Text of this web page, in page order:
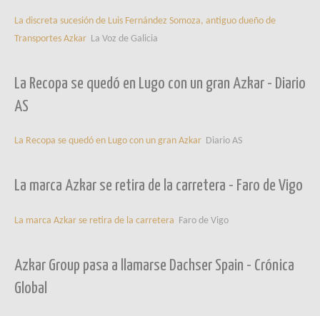
La discreta sucesión de Luis Fernández Somoza, antiguo dueño de
Transportes Azkar La Voz de Galicia
La Recopa se quedó en Lugo con un gran Azkar - Diario
AS
La Recopa se quedó en Lugo con un gran Azkar Diario AS
La marca Azkar se retira de la carretera - Faro de Vigo
La marca Azkar se retira de la carretera Faro de Vigo
Azkar Group pasa a llamarse Dachser Spain - Crónica
Global